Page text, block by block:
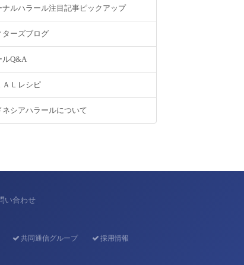
ナルハラール注目記事ピックアップ
ターズブログ
ルQ&A
ＡＬレシピ
ネシアハラールについて
い合わせ
共同通信グループ 採用情報